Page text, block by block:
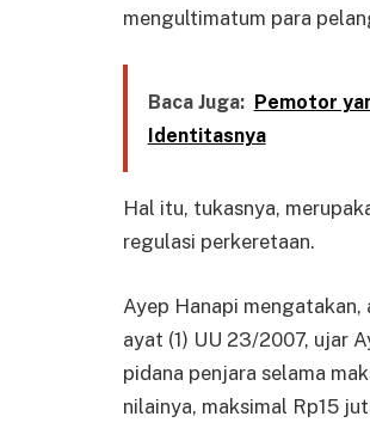
mengultimatum para
Baca Juga: Pemotor
Identitasnya
Hal itu, tukasnya,
regulasi perkeretaan.
Ayep Hanapi mengatakan,
ayat (1) UU 23/2007, ujar
pidana penjara selama
nilainya, maksimal Rp15